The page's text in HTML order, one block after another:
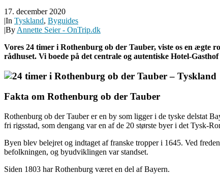
17. december 2020
|In Tyskland, Byguides
|By Annette Seier - OnTrip.dk
Vores 24 timer i Rothenburg ob der Tauber, viste os en ægte
rådhuset. Vi boede på det centrale og autentiske Hotel-
Fakta om Rothenburg ob der Tauber
Rothenburg ob der Tauber er en by som ligger i de tyske delstat
fri rigsstad, som dengang var en af de 20 største byer i det Tysk-
Byen blev belejret og indtaget af franske tropper i 1645. Ved
befolkningen, og byudviklingen var standset.
Siden 1803 har Rothenburg været en del af Bayern.